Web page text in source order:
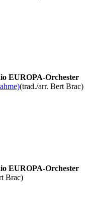
EUROPA-Orchester
(trad./arr. Bert Brac)
EUROPA-Orchester
Brac)